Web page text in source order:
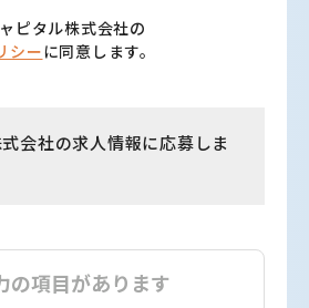
ピタル株式会社の
シーに同意します。
会社の求人情報に応募しま
の項目があります